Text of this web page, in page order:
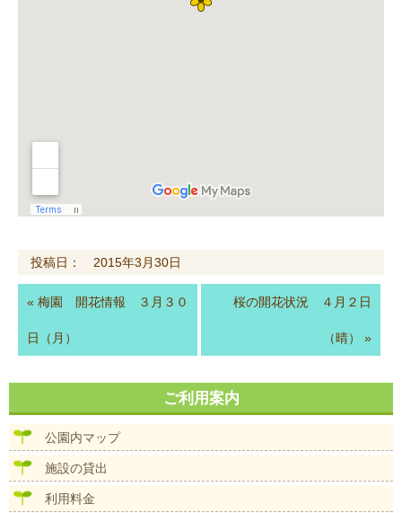
投稿日： 2015年3月30日
« 梅園 開花情報 ３月３０
日（月）
桜の開花状況 ４月２日
（晴） »
ご利用案内
公園内マップ
施設の貸出
利用料金